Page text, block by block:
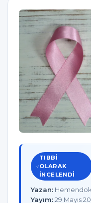
TIBBI
OLARAK
INCELENDI
Yazan:
Yayım:29 Mayıs